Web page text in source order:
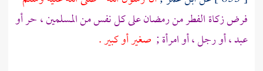
فرض زكاة الفطر من رمضان على كل نفس من المسلمين ، حر أو
عبد ، أو رجل ، أو امرأة ; صغير أو كبير .